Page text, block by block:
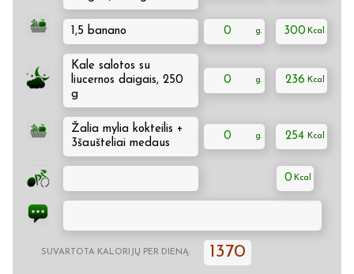
1,5 banano 0 300
Kale salotos su
liucernos daigais, 250
g
0 236
Žalia mylia kokteilis +
3šaušteliai medaus
0 254
0
SUVARTOTA KALORIJŲ PER DIENĄ: 1370